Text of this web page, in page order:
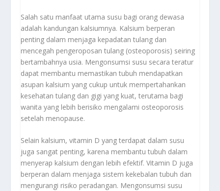
Salah satu manfaat utama susu bagi orang dewasa
adalah kandungan kalsiumnya. Kalsium berperan
penting dalam menjaga kepadatan tulang dan
mencegah pengeroposan tulang (osteoporosis) seiring
bertambahnya usia. Mengonsumsi susu secara teratur
dapat membantu memastikan tubuh mendapatkan
asupan kalsium yang cukup untuk mempertahankan
kesehatan tulang dan gigi yang kuat, terutama bagi
wanita yang lebih berisiko mengalami osteoporosis
setelah menopause.
Selain kalsium, vitamin D yang terdapat dalam susu
juga sangat penting, karena membantu tubuh dalam
menyerap kalsium dengan lebih efektif. Vitamin D juga
berperan dalam menjaga sistem kekebalan tubuh dan
mengurangi risiko peradangan. Mengonsumsi susu